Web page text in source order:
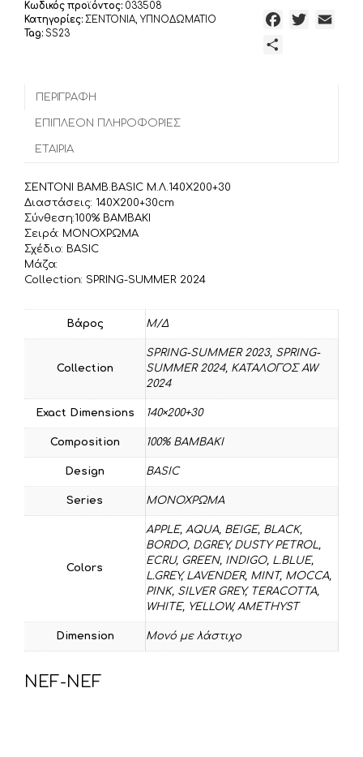
BAMBAKI
ποσότητα
Κωδικός προϊόντος: 033508
Κατηγορίες: ΣΕΝΤΟΝΙΑ, ΥΠΝΟΔΩΜΑΤΙΟ
Tag: SS23
ΠΕΡΙΓΡΑΦΉ
ΕΠΙΠΛΈΟΝ ΠΛΗΡΟΦΟΡΊΕΣ
ΕΤΑΙΡΊΑ
ΣΕΝΤΟΝΙ ΒΑΜΒ.BASIC Μ.Λ.140X200+30
Διαστάσεις: 140X200+30cm
Σύνθεση:100% BAMBAKI
Σειρά: ΜΟΝΟΧΡΩΜΑ
Σχέδιο: BASIC
Μάζα:
Collection: SPRING-SUMMER 2024
Βάρος Μ/Δ
Collection
SPRING-SUMMER 2023, SPRING-
SUMMER 2024, ΚΑΤΑΛΟΓΟΣ AW
2024
Exact Dimensions 140×200+30
Composition 100% BAMBAKI
Design BASIC
Series ΜΟΝΟΧΡΩΜΑ
Colors
APPLE, AQUA, BEIGE, BLACK,
BORDO, D.GREY, DUSTY PETROL,
ECRU, GREEN, INDIGO, L.BLUE,
L.GREY, LAVENDER, MINT, MOCCA,
PINK, SILVER GREY, TERACOTTA,
WHITE, YELLOW, AMETHYST
Dimension Μονό με λάστιχο
NEF-NEF